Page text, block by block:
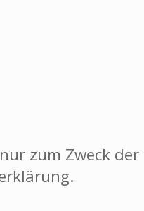
zum Zweck